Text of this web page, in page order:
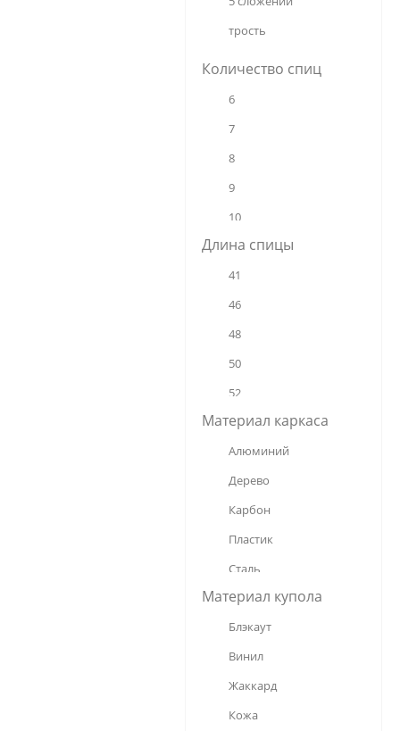
трость
Количество спиц
6
7
8
9
10
12
14
16
24
Длина спицы
41
46
48
50
52
53
54
55
56
58
60
65
68
70
75
Материал каркаса
Алюминий
Дерево
Карбон
Пластик
Сталь
Стеклопластик
Фибергласс
Материал купола
Блэкаут
Винил
Жаккард
Кожа